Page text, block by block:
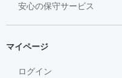
安心の保守サービス
マイページ
ログイン